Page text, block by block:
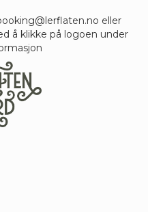
eller
å klikke på logoen under